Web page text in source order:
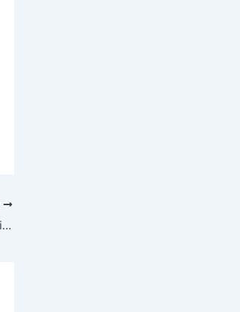
Stefan Hoppe Pokal geht ins Weigle Haus – 2:1 Sieg gegen Rebells aus Rüttenscheid